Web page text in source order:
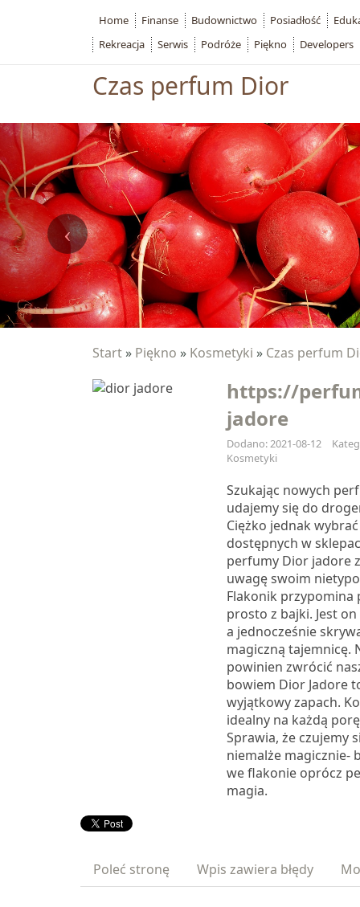
Czas perfum Dior
Start » Piękno » Kosmetyki » Czas perfum
https://
jadore
Dodano: 2021-08-12
Kosmetyki
Szukając nowych
udajemy się do
Ciężko jednak
dostępnych w
perfumy Dior jadore
uwagę swoim
Flakonik
prosto z bajki. Jest
a jednocześnie
magiczną tajemnicę.
powinien zwrócić
bowiem Dior Jadore
wyjątkowy zapach.
idealny na każdą
Sprawia, że czujemy
niemalże magicznie-
we flakonie oprócz
magia.
Poleć stronę Wpis zawiera błędy
Home Finanse Budownictwo Posiadłość
Rekreacja
Serwis Podróże Piękno Developers